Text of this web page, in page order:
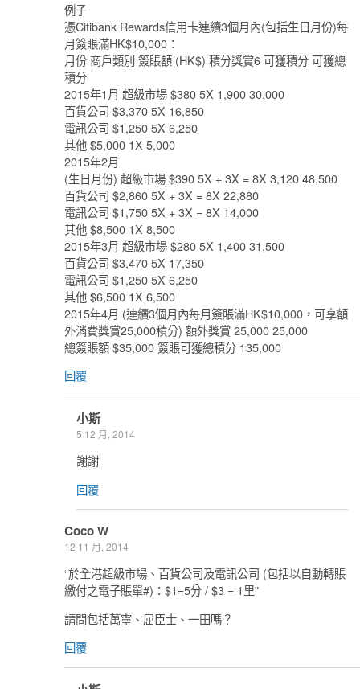
例子
憑Citibank Rewards信用卡連續3個月內(包括生日月份)每
月簽賬滿HK$10,000：
月份 商戶類別 簽賬額 (HK$) 積分獎賞6 可獲積分 可獲總
積分
2015年1月 超級市場 $380 5X 1,900 30,000
百貨公司 $3,370 5X 16,850
電訊公司 $1,250 5X 6,250
其他 $5,000 1X 5,000
2015年2月
(生日月份) 超級市場 $390 5X + 3X = 8X 3,120 48,500
百貨公司 $2,860 5X + 3X = 8X 22,880
電訊公司 $1,750 5X + 3X = 8X 14,000
其他 $8,500 1X 8,500
2015年3月 超級市場 $280 5X 1,400 31,500
百貨公司 $3,470 5X 17,350
電訊公司 $1,250 5X 6,250
其他 $6,500 1X 6,500
2015年4月 (連續3個月內每月簽賬滿HK$10,000，可享額
外消費獎賞25,000積分) 額外獎賞 25,000 25,000
總簽賬額 $35,000 簽賬可獲總積分 135,000
回覆
小斯
5 12 月, 2014
謝謝
回覆
Coco W
12 11 月, 2014
“於全港超級市場、百貨公司及電訊公司 (包括以自動轉賬
繳付之電子賬單#)：$1=5分 / $3 = 1里”
請問包括萬寧、屈臣士、一田嗎？
回覆